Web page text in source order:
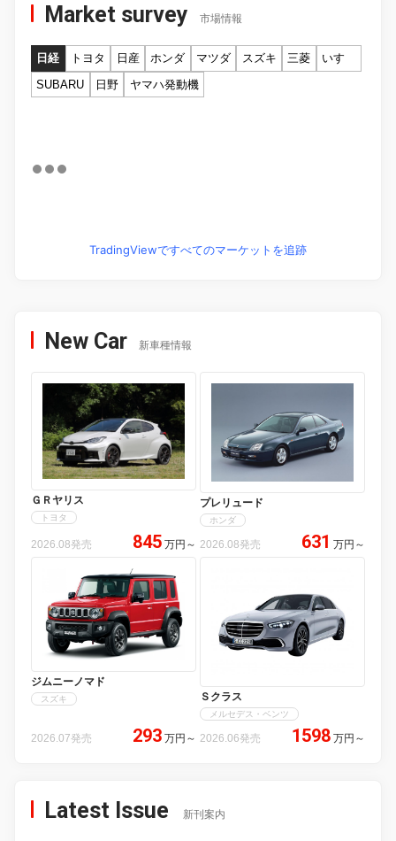
Market survey 市場情報
日経 トヨタ 日産 ホンダ マツダ スズキ 三菱
いすゞ
SUBARU
日野 ヤマハ発動機
TradingViewですべてのマーケットを追跡
New Car 新車種情報
ＧＲヤリス
トヨタ
2026.08発売 845 万円 ～
プレリュード
ホンダ
2026.08発売 631 万円 ～
ジムニーノマド
スズキ
2026.07発売 293 万円 ～
Ｓクラス
メルセデス・ベンツ
2026.06発売 1598 万円 ～
Latest Issue 新刊案内